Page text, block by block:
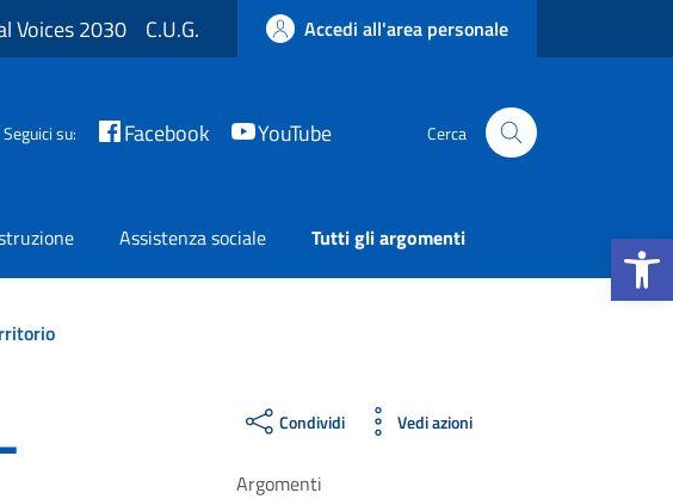
Apri la
Voices 2030 C.U.G. Accedi all'area personale
Seguici su: Facebook YouTube Cerca
Assistenza sociale Tutti gli argomenti
Condividi Vedi azioni
Argomenti